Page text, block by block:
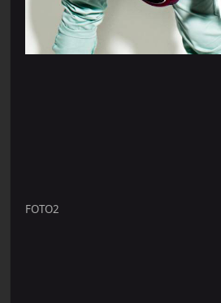
FOTO2